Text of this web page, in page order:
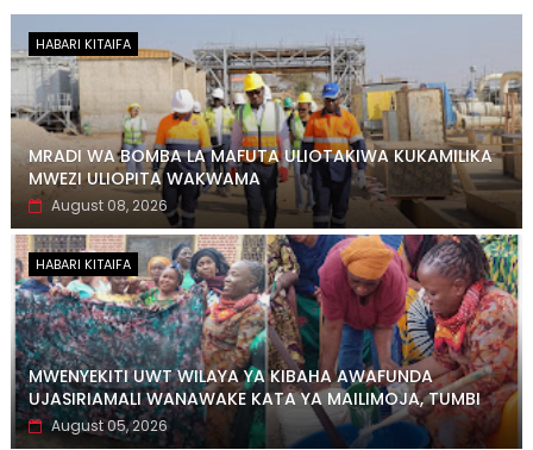
HABARI KITAIFA
MRADI WA BOMBA LA MAFUTA ULIOTAKIWA KUKAMILIKA
MWEZI ULIOPITA WAKWAMA
August 08, 2026
HABARI KITAIFA
MWENYEKITI UWT WILAYA YA KIBAHA AWAFUNDA
UJASIRIAMALI WANAWAKE KATA YA MAILIMOJA, TUMBI
August 05, 2026